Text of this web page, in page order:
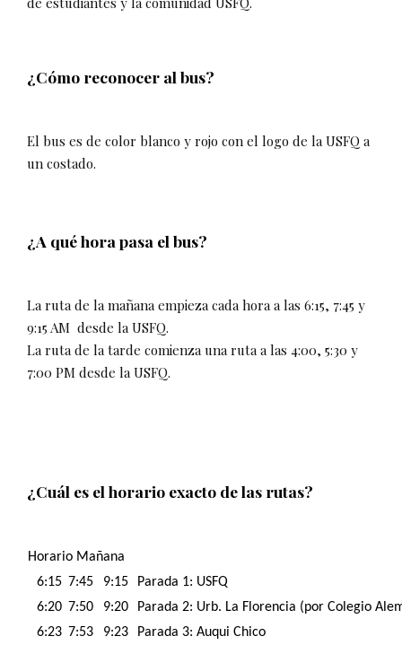
¿Cómo reconocer al bus?
El bus es de color blanco y rojo con el logo de la USFQ a
un costado.
¿A qué hora pasa el bus?
La ruta de la mañana empieza cada hora a las 6:15, 7:45 y
9:15 AM desde la USFQ.
La ruta de la tarde comienza una ruta a las 4:00, 5:30 y
7:00 PM desde la USFQ.
¿Cuál es el horario exacto de las rutas?
Horario Mañana
6:15 7:45 9:15
Parada 1: USFQ
6:20 7:50 9:20
Parada 2: Urb. La Florencia (por Colegio
6:23 7:53 9:23
Parada 3: Auqui Chico